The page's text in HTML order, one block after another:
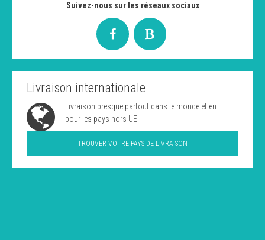
Suivez-nous sur les réseaux sociaux
Livraison internationale
Livraison presque partout dans le monde et en HT
pour les pays hors UE
TROUVER VOTRE PAYS DE LIVRAISON